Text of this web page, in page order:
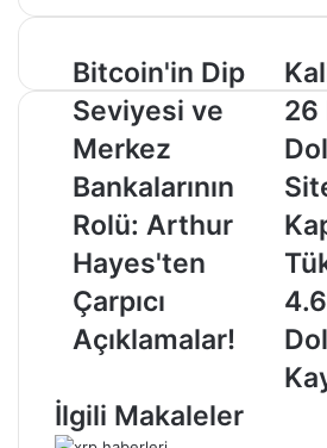
Bitcoin'in
Dip
Seviyesi
ve
Merkez
Bankalarının
Rolü:
Arthur
Hayes'ten
Çarpıcı
Açıklamalar!
Bitcoin'in Dip
Seviyesi ve
Merkez
Bankalarının
Rolü: Arthur
Hayes'ten
Çarpıcı
Açıklamalar!
26
Kripto
4.6
Dolar
26
İlgili Makaleler